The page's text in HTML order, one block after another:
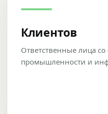
Клиентов
Ответственные лица
промышленности и